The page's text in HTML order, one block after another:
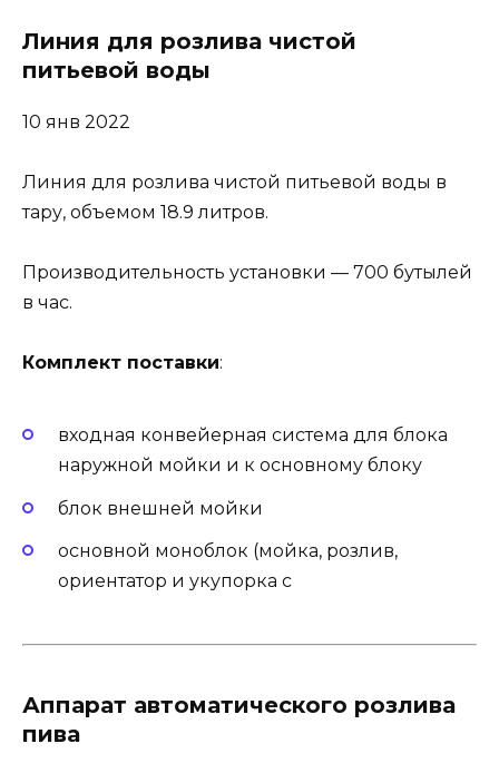
Линия для розлива чистой
питьевой воды
10 янв 2022
Линия для розлива чистой питьевой воды в
тару, объемом 18.9 литров.
Производительность установки — 700 бутылей
в час.
Комплект поставки:
входная конвейерная система для блока
наружной мойки и к основному блоку
блок внешней мойки
основной моноблок (мойка, розлив,
ориентатор и укупорка с
Аппарат автоматического розлива
пива